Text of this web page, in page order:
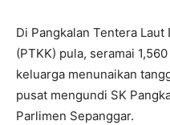
Di Pangkalan Tentera
(PTKK) pula, seramai
keluarga menunaikan
pusat mengundi SK
Parlimen Sepanggar.